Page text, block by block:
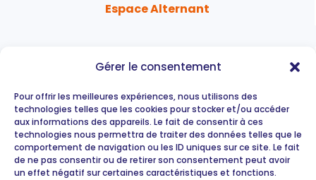
Gérer le consentement
Pour offrir les meilleures expériences, nous utilisons des
technologies telles que les cookies pour stocker et/ou accéder
aux informations des appareils. Le fait de consentir à ces
technologies nous permettra de traiter des données telles que le
comportement de navigation ou les ID uniques sur ce site. Le fait
de ne pas consentir ou de retirer son consentement peut avoir
un effet négatif sur certaines caractéristiques et fonctions.
Espace Alternant
Espace Entreprise
Espace Organisme
Ressources